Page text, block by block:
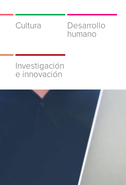
Cultura
Desarrollo
humano
Investigación
e innovación